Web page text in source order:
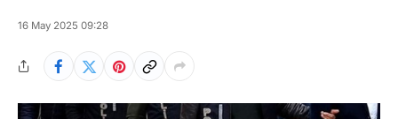
16 May 2025 09:28